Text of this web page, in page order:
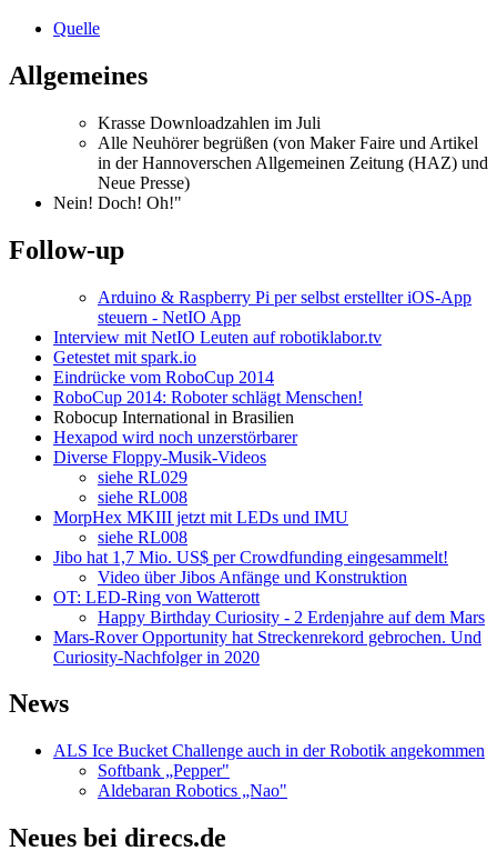
Quelle
Allgemeines
Krasse Downloadzahlen im Juli
Alle Neuhörer begrüßen (von Maker Faire und Artikel
in der Hannoverschen Allgemeinen Zeitung (HAZ) und
Neue Presse)
Nein! Doch! Oh!"
Follow-up
Arduino & Raspberry Pi per selbst erstellter iOS-App
steuern - NetIO App
Interview mit NetIO Leuten auf robotiklabor.tv
Getestet mit spark.io
Eindrücke vom RoboCup 2014
RoboCup 2014: Roboter schlägt Menschen!
Robocup International in Brasilien
Hexapod wird noch unzerstörbarer
Diverse Floppy-Musik-Videos
siehe RL029
siehe RL008
MorpHex MKIII jetzt mit LEDs und IMU
siehe RL008
Jibo hat 1,7 Mio. US$ per Crowdfunding eingesammelt!
Video über Jibos Anfänge und Konstruktion
OT: LED-Ring von Watterott
Happy Birthday Curiosity - 2 Erdenjahre auf dem Mars
Mars-Rover Opportunity hat Streckenrekord gebrochen. Und
Curiosity-Nachfolger in 2020
News
ALS Ice Bucket Challenge auch in der Robotik angekommen
Softbank „Pepper"
Aldebaran Robotics „Nao"
Neues bei direcs.de